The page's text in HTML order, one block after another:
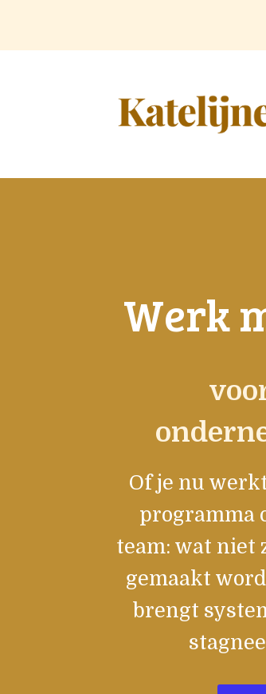
Werk
Of je nu
programma
team: wat niet
gemaakt
brengt